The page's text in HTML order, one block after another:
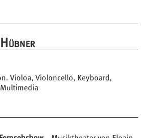
Violoa, Violoncello, Keyboard,